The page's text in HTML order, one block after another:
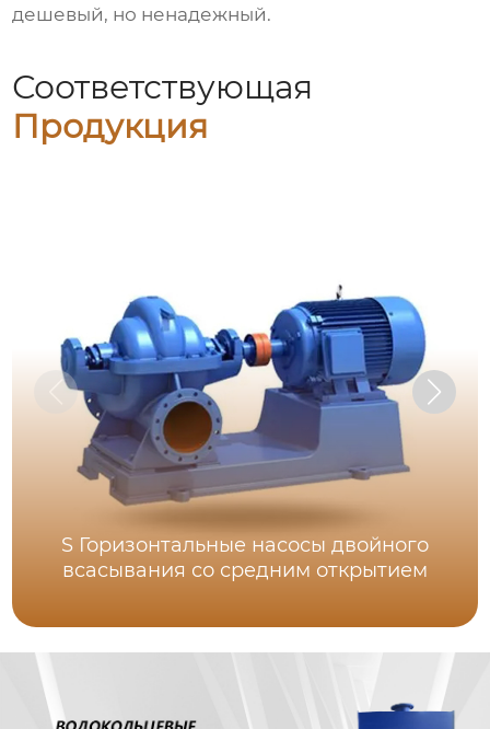
дешевый, но ненадежный.
Соответствующая
Продукция
S Горизонтальные насосы двойного
всасывания со средним открытием